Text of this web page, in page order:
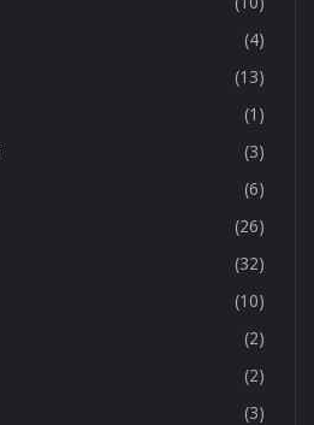
(4)
(13)
(1)
(3)
(6)
(26)
(32)
(10)
(2)
(2)
(3)